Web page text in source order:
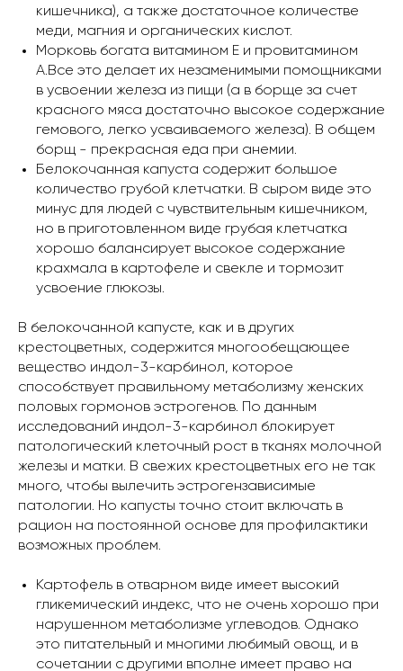
кишечника), а также достаточное количестве
меди, магния и органических кислот.
Морковь богата витамином Е и провитамином
А.Все это делает их незаменимыми помощниками
в усвоении железа из пищи (а в борще за счет
красного мяса достаточно высокое содержание
гемового, легко усваиваемого железа). В общем
борщ - прекрасная еда при анемии.
Белокочанная капуста содержит большое
количество грубой клетчатки. В сыром виде это
минус для людей с чувствительным кишечником,
но в приготовленном виде грубая клетчатка
хорошо балансирует высокое содержание
крахмала в картофеле и свекле и тормозит
усвоение глюкозы.
В белокочанной капусте, как и в других
крестоцветных, содержится многообещающее
вещество индол-3-карбинол, которое
способствует правильному метаболизму женских
половых гормонов эстрогенов. По данным
исследований индол-3-карбинол блокирует
патологический клеточный рост в тканях молочной
железы и матки. В свежих крестоцветных его не так
много, чтобы вылечить эстрогензависимые
патологии. Но капусты точно стоит включать в
рацион на постоянной основе для профилактики
возможных проблем.
Картофель в отварном виде имеет высокий
гликемический индекс, что не очень хорошо при
нарушенном метаболизме углеводов. Однако
это питательный и многими любимый овощ, и в
сочетании с другими вполне имеет право на